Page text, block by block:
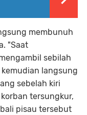
membunuh
"Saat
sebilah
langsung
sebelah kiri
tersungkur,
pisau tersebut